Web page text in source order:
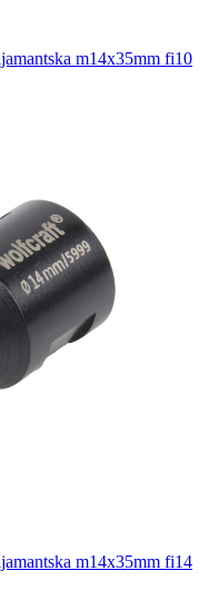
m14x35mm fi10
m14x35mm fi14